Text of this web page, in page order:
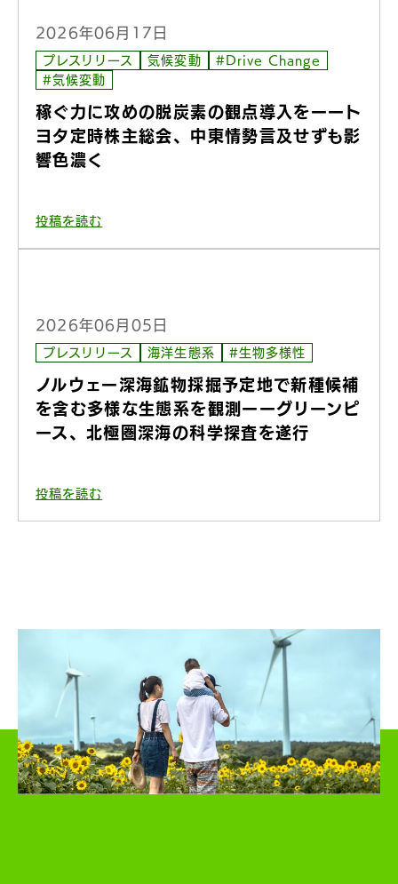
2026年06月17日
プレスリリース 気候変動
#Drive Change
#気候変動
稼ぐ力に攻めの脱炭素の観点導入をーート
ヨタ定時株主総会、中東情勢言及せずも影
響色濃く
投稿を読む
2026年06月05日
プレスリリース 海洋生態系 #生物多様性
ノルウェー深海鉱物採掘予定地で新種候補
を含む多様な生態系を観測ーーグリーンピ
ース、北極圏深海の科学探査を遂行
投稿を読む